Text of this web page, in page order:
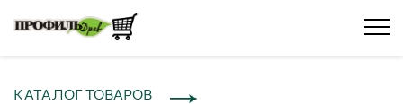
КАТАЛОГ ТОВАРОВ